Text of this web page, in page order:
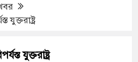
যুক্তরাষ্ট্র
যুক্তরাষ্ট্র